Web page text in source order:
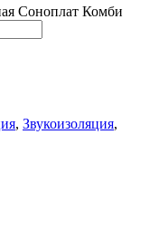
Соноплат Комби
, Звукоизоляция,